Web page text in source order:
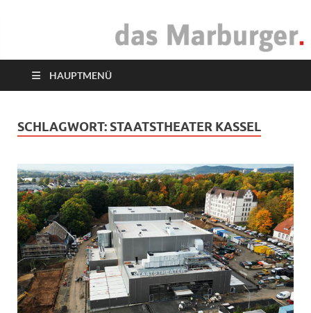
das Marburger.
HAUPTMENÜ
SCHLAGWORT: STAATSTHEATER KASSEL